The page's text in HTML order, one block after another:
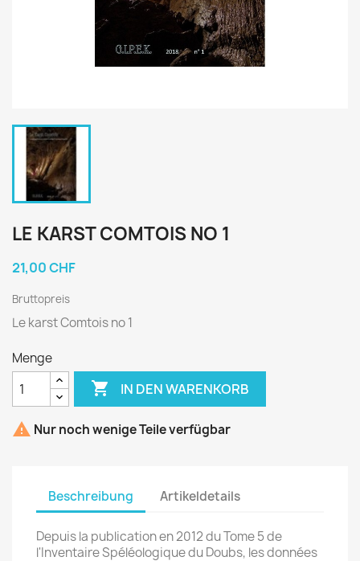
LE KARST COMTOIS NO 1
21,00 CHF
Bruttopreis
Le karst Comtois no 1
Menge
 IN DEN WARENKORB
 Nur noch wenige Teile verfügbar
Beschreibung Artikeldetails
Depuis la publication en 2012 du Tome 5 de
l'Inventaire Spéléologique du Doubs, les données